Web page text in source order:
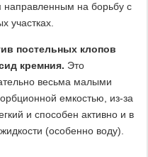
направленным на борьбу с
участках.
постельных клопов
кремния. Это
весьма малыми
емкостью, из-за
и способен активно и в
(особенно воду).